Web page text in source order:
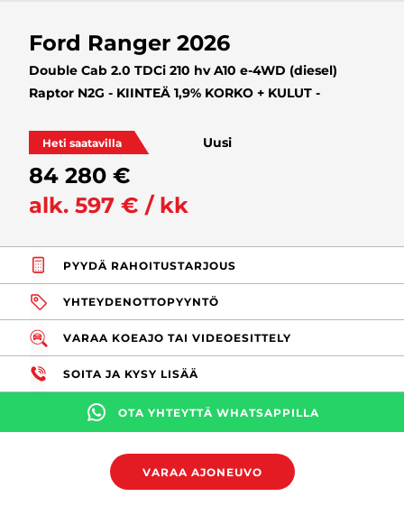
Ford Ranger 2026
Double Cab 2.0 TDCi 210 hv A10 e-4WD (diesel)
Raptor N2G - KIINTEÄ 1,9% KORKO + KULUT -
Heti saatavilla Uusi
84 280 €
alk. 597 € / kk
PYYDÄ RAHOITUSTARJOUS
YHTEYDENOTTOPYYNTÖ
VARAA KOEAJO TAI VIDEOESITTELY
SOITA JA KYSY LISÄÄ
OTA YHTEYTTÄ WHATSAPPILLA
VARAA AJONEUVO